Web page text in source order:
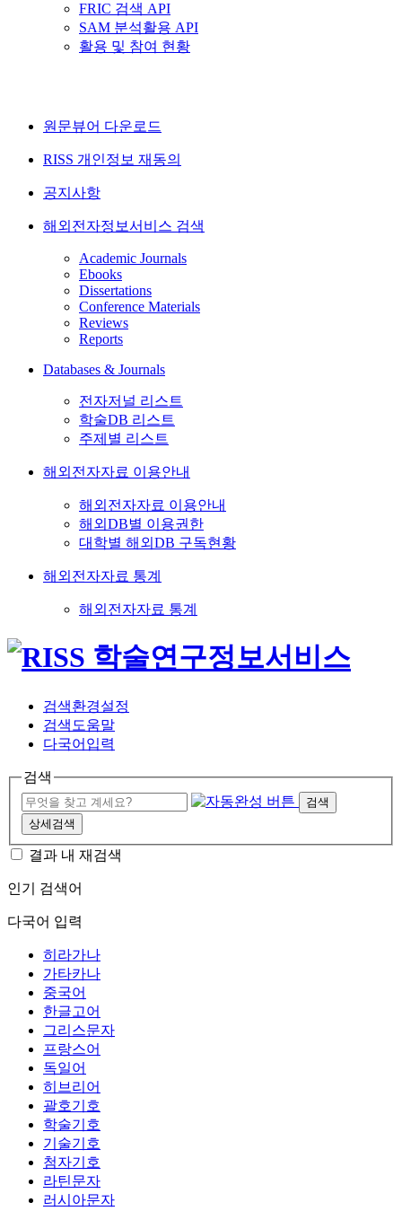
FRIC 검색 API
SAM 분석활용 API
활용 및 참여 현황
원문뷰어 다운로드
RISS 개인정보 재동의
공지사항
해외전자정보서비스 검색
Academic Journals
Ebooks
Dissertations
Conference Materials
Reviews
Reports
Databases & Journals
전자저널 리스트
학술DB 리스트
주제별 리스트
해외전자자료 이용안내
해외전자자료 이용안내
해외DB별 이용권한
대학별 해외DB 구독현황
해외전자자료 통계
해외전자자료 통계
검색환경설정
검색도움말
다국어입력
검색
검색
상세검색
결과 내 재검색
인기 검색어
다국어 입력
히라가나
가타카나
중국어
한글고어
그리스문자
프랑스어
독일어
히브리어
괄호기호
학술기호
기술기호
첨자기호
라틴문자
러시아문자